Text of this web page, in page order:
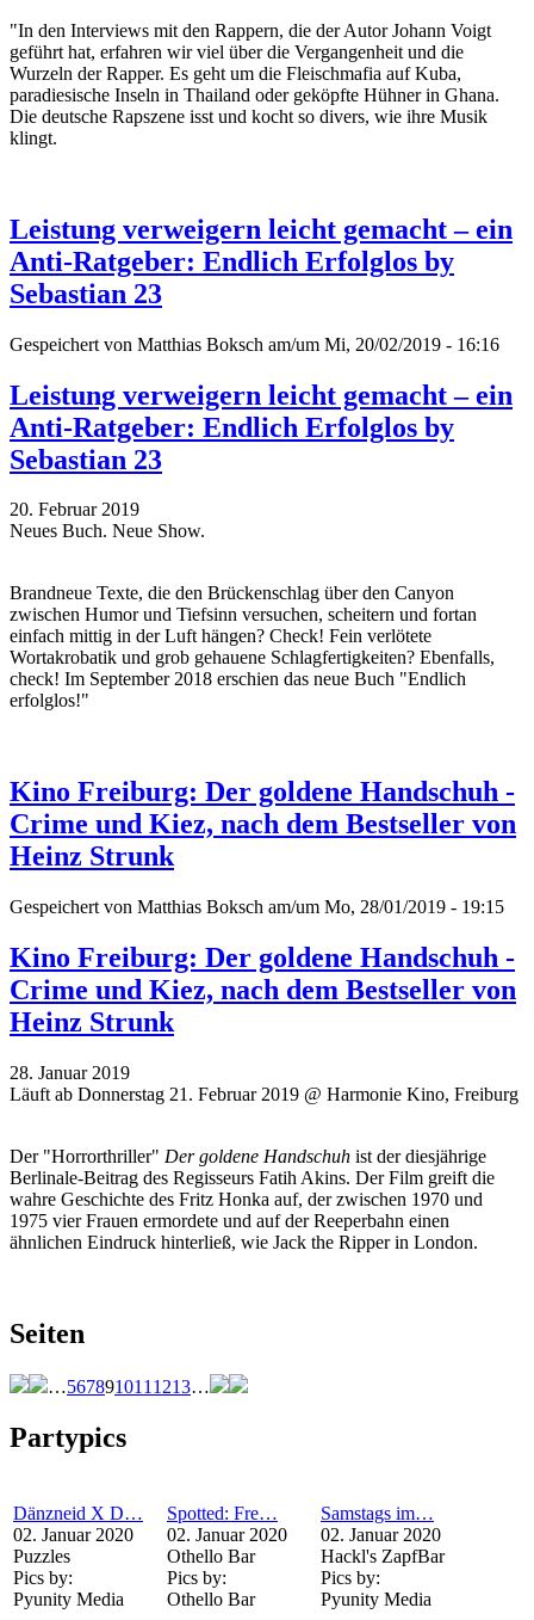
"In den Interviews mit den Rappern, die der Autor Johann Voigt
geführt hat, erfahren wir viel über die Vergangenheit und die
Wurzeln der Rapper. Es geht um die Fleischmafia auf Kuba,
paradiesische Inseln in Thailand oder geköpfte Hühner in Ghana.
Die deutsche Rapszene isst und kocht so divers, wie ihre Musik
klingt.
Leistung verweigern leicht gemacht – ein
Anti-Ratgeber: Endlich Erfolglos by
Sebastian 23
Gespeichert von Matthias Boksch am/um Mi, 20/02/2019 - 16:16
Leistung verweigern leicht gemacht – ein
Anti-Ratgeber: Endlich Erfolglos by
Sebastian 23
20. Februar 2019
Neues Buch. Neue Show.
Brandneue Texte, die den Brückenschlag über den Canyon
zwischen Humor und Tiefsinn versuchen, scheitern und fortan
einfach mittig in der Luft hängen? Check! Fein verlötete
Wortakrobatik und grob gehauene Schlagfertigkeiten? Ebenfalls,
check! Im September 2018 erschien das neue Buch "Endlich
erfolglos!"
Kino Freiburg: Der goldene Handschuh -
Crime und Kiez, nach dem Bestseller von
Heinz Strunk
Gespeichert von Matthias Boksch am/um Mo, 28/01/2019 - 19:15
Kino Freiburg: Der goldene Handschuh -
Crime und Kiez, nach dem Bestseller von
Heinz Strunk
28. Januar 2019
Läuft ab Donnerstag 21. Februar 2019 @ Harmonie Kino, Freiburg
Der "Horrorthriller" Der goldene Handschuh ist der diesjährige
Berlinale-Beitrag des Regisseurs Fatih Akins. Der Film greift die
wahre Geschichte des Fritz Honka auf, der zwischen 1970 und
1975 vier Frauen ermordete und auf der Reeperbahn einen
ähnlichen Eindruck hinterließ, wie Jack the Ripper in London.
Seiten
…567891011 1213…
Partypics
Dänzneid X D…
02. Januar 2020
Puzzles
Pics by:
Pyunity Media
Spotted: Fre…
02. Januar 2020
Othello Bar
Pics by:
Othello Bar
Samstags im…
02. Januar 2020
Hackl's ZapfBar
Pics by:
Pyunity Media